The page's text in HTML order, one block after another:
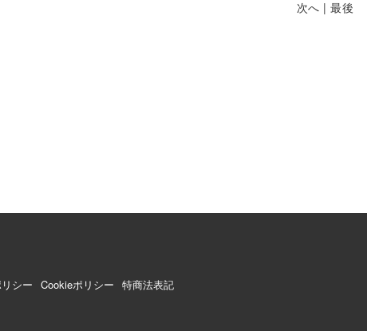
次へ |最後
シー Cookieポリシー 特商法表記